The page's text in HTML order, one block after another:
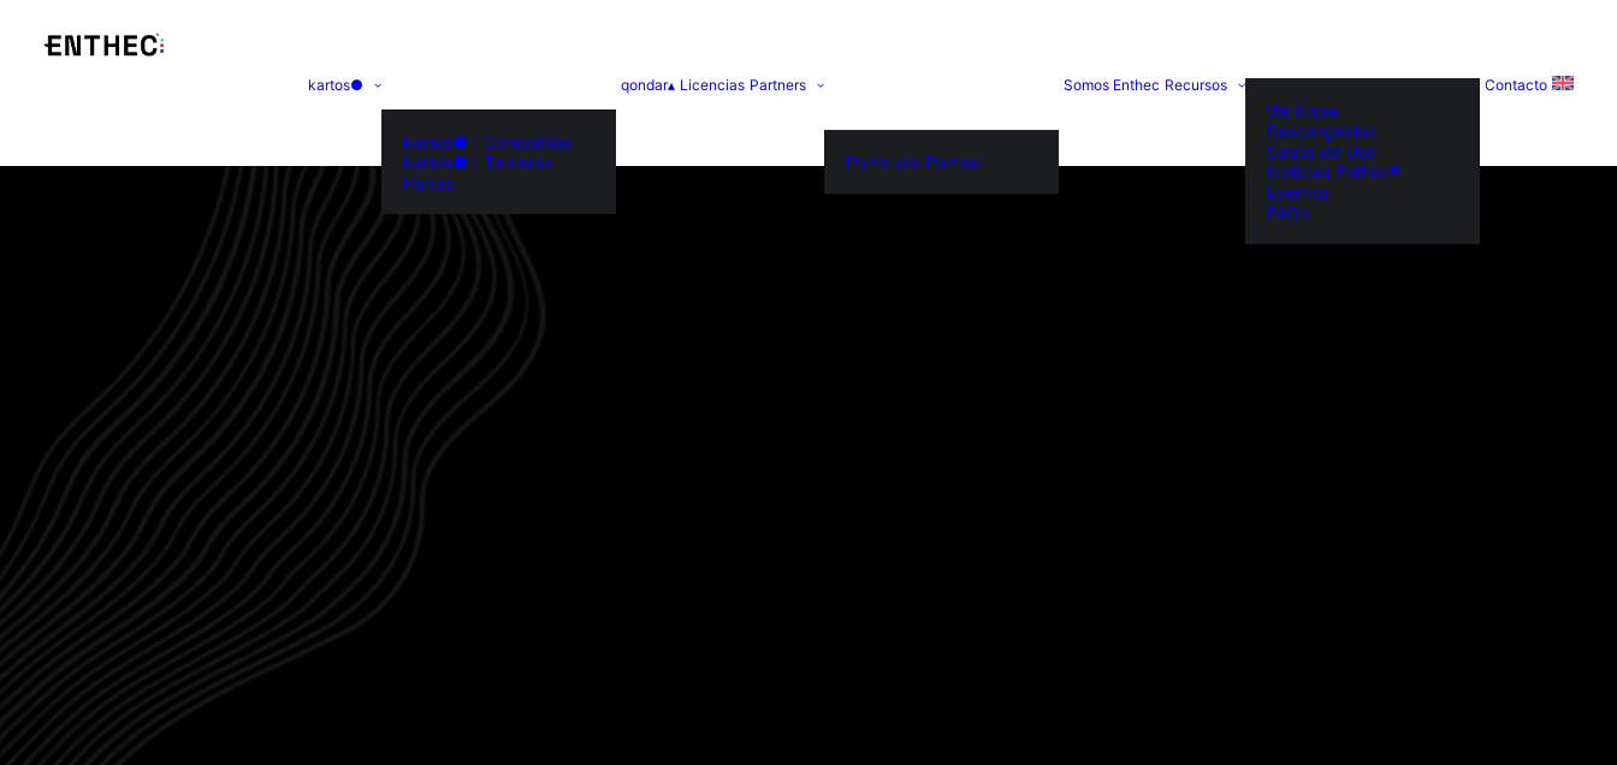
kartos●
kartos● | Compañías
kartos● | Terceras
Partes
qondar▴ Licencias Partners
Portal del Partner
Somos Enthec Recursos
We Know
Descargables
Casos de Uso
Noticias Enthec®
Eventos
FAQ’s
Contacto